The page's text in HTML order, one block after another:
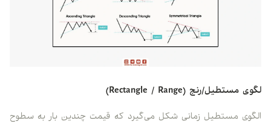
لگوی مستطیل/رنج (Rectangle / Range)
الگوی مستطیل زمانی شکل می‌گیرد که قیمت چندین بار به سطوح